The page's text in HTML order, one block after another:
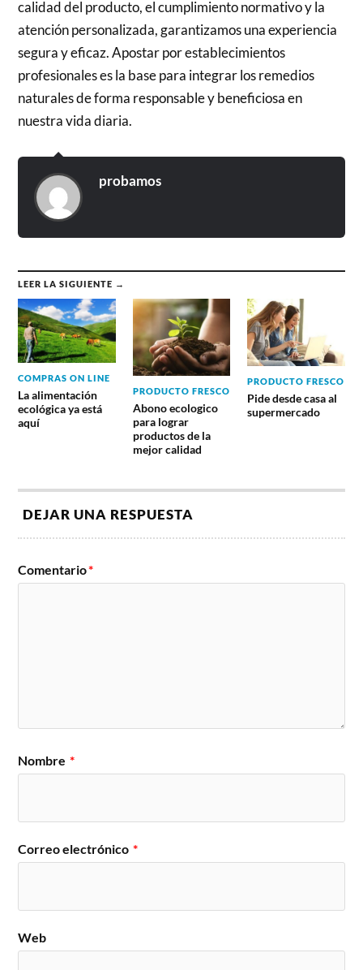
calidad del producto, el cumplimiento normativo y la
atención personalizada, garantizamos una experiencia
segura y eficaz. Apostar por establecimientos
profesionales es la base para integrar los remedios
naturales de forma responsable y beneficiosa en
nuestra vida diaria.
probamos
LEER LA SIGUIENTE →
COMPRAS ON LINE
La alimentación
ecológica ya está
aquí
PRODUCTO FRESCO
Abono ecologico
para lograr
productos de la
mejor calidad
PRODUCTO FRESCO
Pide desde casa al
supermercado
DEJAR UNA RESPUESTA
Comentario*
Nombre *
Correo electrónico *
Web